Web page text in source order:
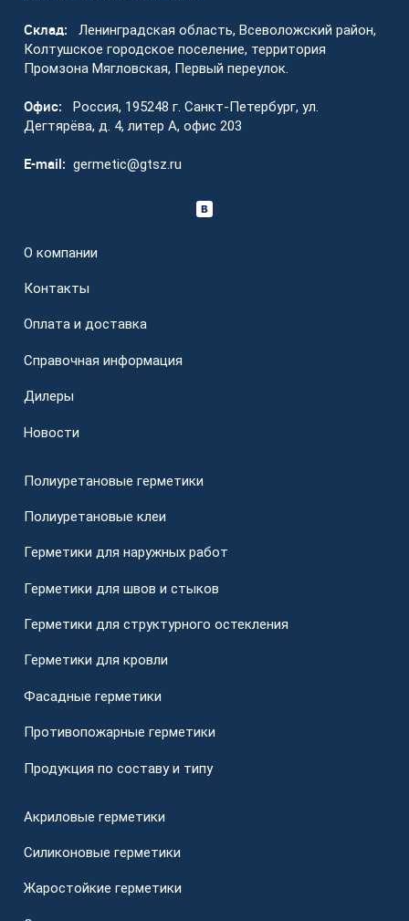
Склад:
Ленинградская область, Всеволожский район,
Колтушское городское поселение, территория
Промзона Мягловская, Первый переулок.
Офис:
Россия, 195248 г. Санкт-Петербург, ул.
Дегтярёва, д. 4, литер А, офис 203
E-mail: germetic@gtsz.ru
О компании
Контакты
Оплата и доставка
Справочная информация
Дилеры
Новости
Полиуретановые герметики
Полиуретановые клеи
Герметики для наружных работ
Герметики для швов и стыков
Герметики для структурного остекления
Герметики для кровли
Фасадные герметики
Противопожарные герметики
Продукция по составу и типу
Акриловые герметики
Силиконовые герметики
Жаростойкие герметики